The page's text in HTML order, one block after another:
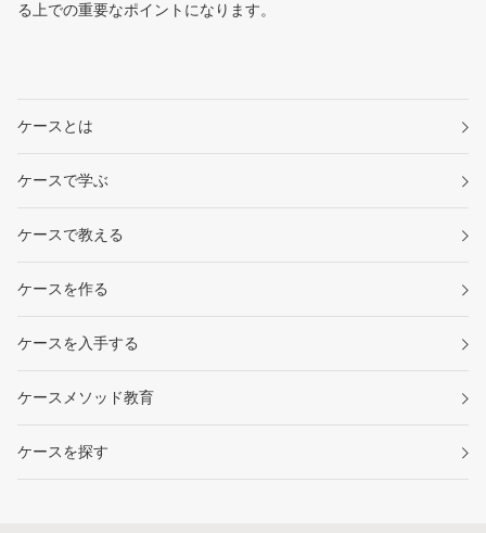
る上での重要なポイントになります。
ケースとは
ケースで学ぶ
ケースで教える
ケースを作る
ケースを入手する
ケースメソッド教育
ケースを探す